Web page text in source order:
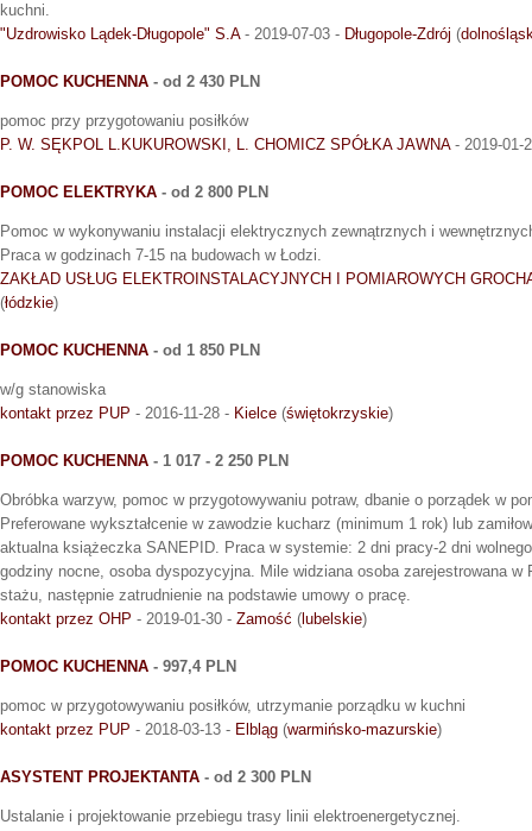
kuchni.
"Uzdrowisko Lądek-Długopole" S.A- 2019-07-03 - Długopole-Zdrój (
POMOC KUCHENNA - od 2 430 PLN
pomoc przy przygotowaniu posiłków
P. W. SĘKPOL L.KUKUROWSKI, L. CHOMICZ SPÓŁKA JAWNA- 2019-01-
POMOC ELEKTRYKA - od 2 800 PLN
Pomoc w wykonywaniu instalacji elektrycznych zewnątrznych i
Praca w godzinach 7-15 na budowach w Łodzi.
ZAKŁAD USŁUG ELEKTROINSTALACYJNYCH I POMIAROWYCH
(łódzkie)
POMOC KUCHENNA - od 1 850 PLN
w/g stanowiska
kontakt przez PUP - 2016-11-28 - Kielce (świętokrzyskie)
POMOC KUCHENNA - 1 017 - 2 250 PLN
Obróbka warzyw, pomoc w przygotowywaniu potraw, dbanie o porządek w
Preferowane wykształcenie w zawodzie kucharz (minimum 1 rok) lub
aktualna książeczka SANEPID. Praca w systemie: 2 dni pracy-2 dni
godziny nocne, osoba dyspozycyjna. Mile widziana osoba zarejestrowana w
stażu, następnie zatrudnienie na podstawie umowy o pracę.
kontakt przez OHP - 2019-01-30 - Zamość ( lubelskie)
POMOC KUCHENNA - 997,4 PLN
pomoc w przygotowywaniu posiłków, utrzymanie porządku w kuchni
kontakt przez PUP - 2018-03-13 - Elbląg (warmińsko-mazurskie)
ASYSTENT PROJEKTANTA - od 2 300 PLN
Ustalanie i projektowanie przebiegu trasy linii elektroenergetycznej.